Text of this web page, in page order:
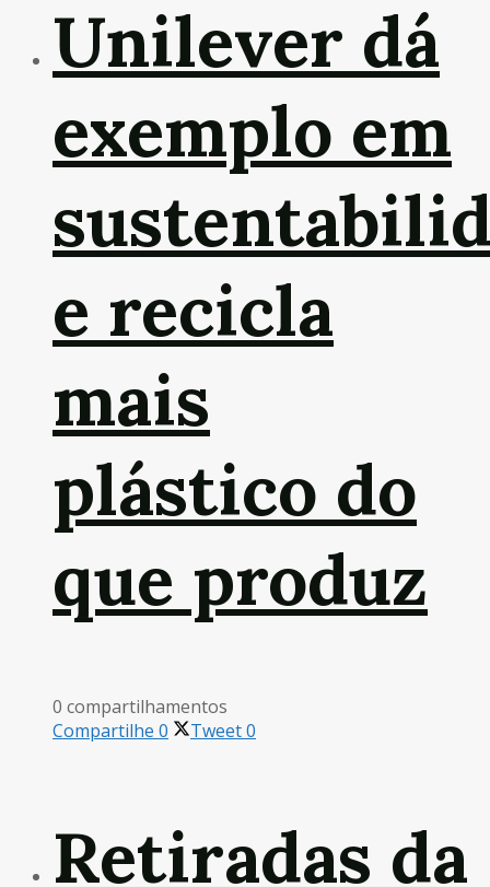
Unilever dá
exemplo em
e recicla
mais
plástico do
que produz
0 compartilhamentos
Compartilhe 0 Tweet0
Retiradas da